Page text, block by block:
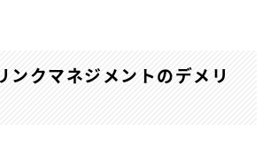
ンクマネジメントのデメリ